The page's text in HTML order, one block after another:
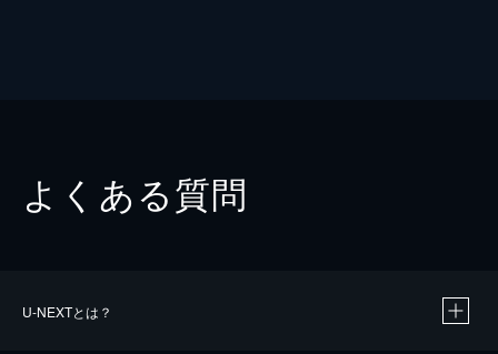
よくある質問
U-NEXTとは？